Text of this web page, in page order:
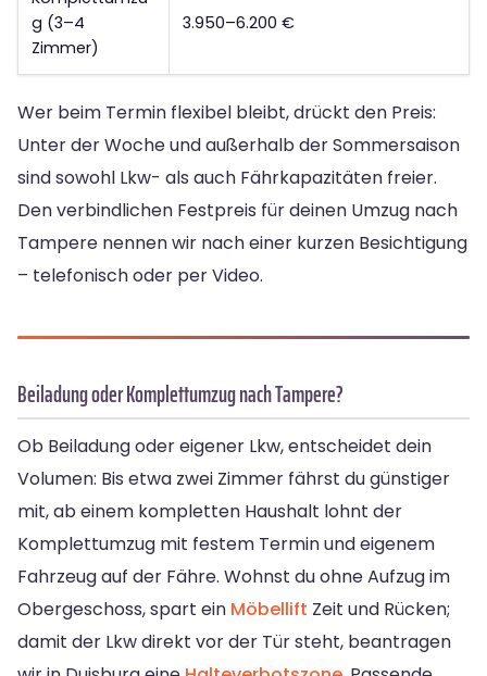
g (3–4
Zimmer)
3.950–6.200 €
Wer beim Termin flexibel bleibt, drückt den Preis:
Unter der Woche und außerhalb der Sommersaison
sind sowohl Lkw- als auch Fährkapazitäten freier.
Den verbindlichen Festpreis für deinen Umzug nach
Tampere nennen wir nach einer kurzen Besichtigung
– telefonisch oder per Video.
Beiladung oder Komplettumzug nach Tampere?
Ob Beiladung oder eigener Lkw, entscheidet dein
Volumen: Bis etwa zwei Zimmer fährst du günstiger
mit, ab einem kompletten Haushalt lohnt der
Komplettumzug mit festem Termin und eigenem
Fahrzeug auf der Fähre. Wohnst du ohne Aufzug im
Obergeschoss, spart ein Möbellift Zeit und Rücken;
damit der Lkw direkt vor der Tür steht, beantragen